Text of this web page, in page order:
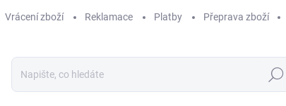
Vrácení zboží Reklamace Platby Přeprava zboží
Hledat